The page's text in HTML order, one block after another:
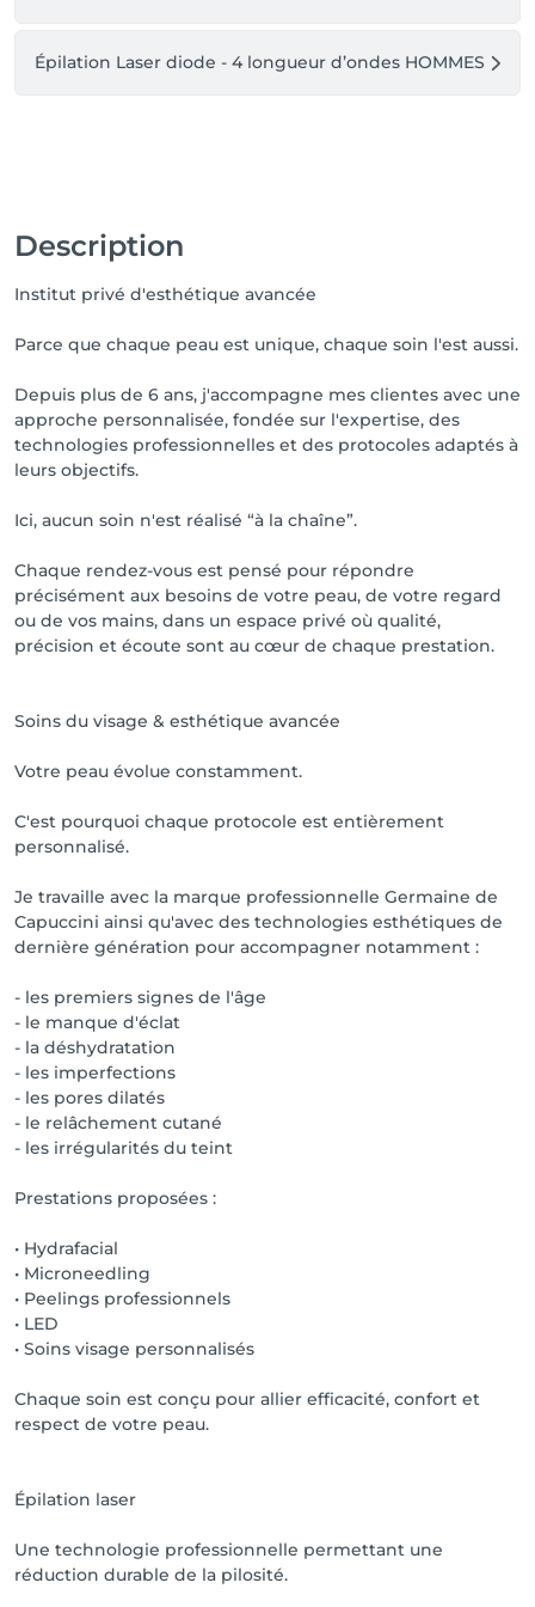
🙋‍♀️ Hygiène & Respect
Le salon se situe au 1er étage, sans ascenseur. Merci
Je travaille seule, avec passion, rigueur et implication.
de respecter mon temps de travail, comme je
respecte le vôtre.
c’est garantir une expérience agréable, fluide et de
Merci pour votre compréhension, votre fidélité et
votre bienveillance 🤍
Épilation Laser diode - 4 longueur d’ondes HOMMES
Description
Institut privé d'esthétique avancée
Parce que chaque peau est unique, chaque soin l'est aussi.
Depuis plus de 6 ans, j'accompagne mes clientes avec une
approche personnalisée, fondée sur l'expertise, des
technologies professionnelles et des protocoles adaptés à
leurs objectifs.
Ici, aucun soin n'est réalisé “à la chaîne”.
Chaque rendez-vous est pensé pour répondre
précisément aux besoins de votre peau, de votre regard
ou de vos mains, dans un espace privé où qualité,
précision et écoute sont au cœur de chaque prestation.
Soins du visage & esthétique avancée
Votre peau évolue constamment.
C'est pourquoi chaque protocole est entièrement
personnalisé.
Je travaille avec la marque professionnelle Germaine de
Capuccini ainsi qu'avec des technologies esthétiques de
dernière génération pour accompagner notamment :
- les premiers signes de l'âge
- le manque d'éclat
- la déshydratation
- les imperfections
- les pores dilatés
- le relâchement cutané
- les irrégularités du teint
Prestations proposées :
• Hydrafacial
• Microneedling
• Peelings professionnels
• LED
• Soins visage personnalisés
Chaque soin est conçu pour allier efficacité, confort et
respect de votre peau.
Épilation laser
Une technologie professionnelle permettant une
réduction durable de la pilosité.